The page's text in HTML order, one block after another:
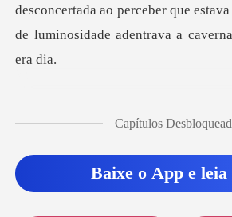
desconc
Capítulos
Baixe o App e leia